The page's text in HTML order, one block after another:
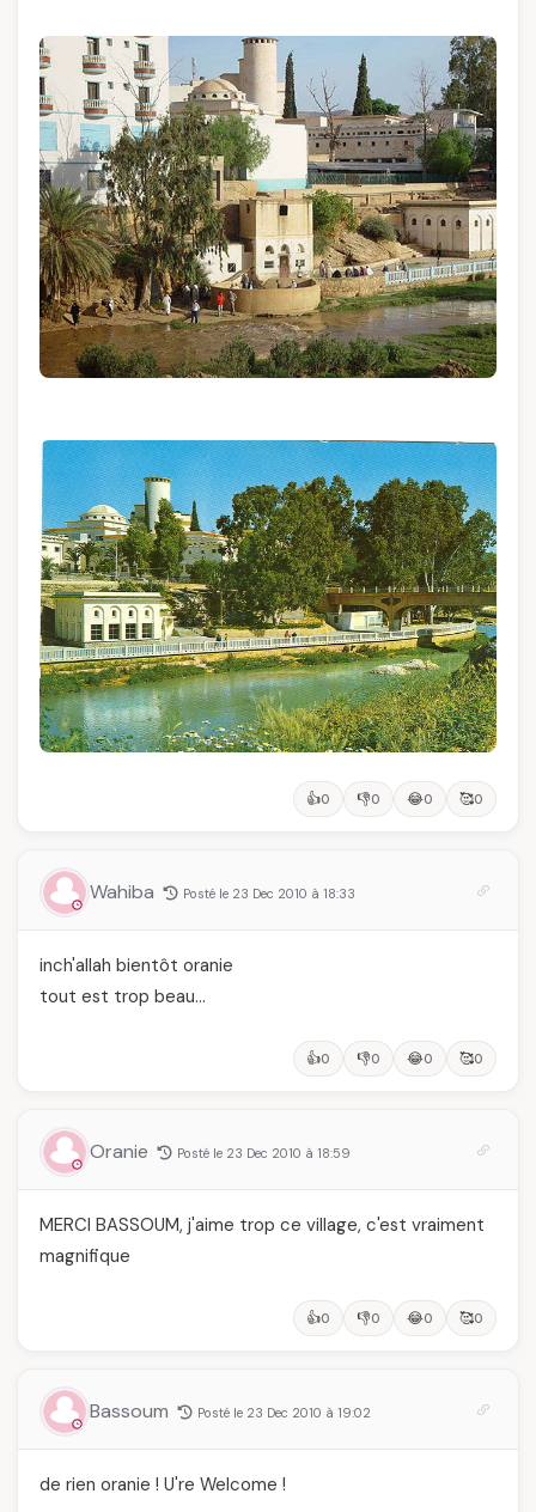
👍0 👎0 😂0 🥰0
Wahiba Posté le 23 Dec 2010 à 18:33
inch'allah bientôt oranie
tout est trop beau…
👍0 👎0 😂0 🥰0
Oranie Posté le 23 Dec 2010 à 18:59
MERCI BASSOUM, j'aime trop ce village, c'est vraiment
magnifique
👍0 👎0 😂0 🥰0
Bassoum Posté le 23 Dec 2010 à 19:02
de rien oranie ! U're Welcome !